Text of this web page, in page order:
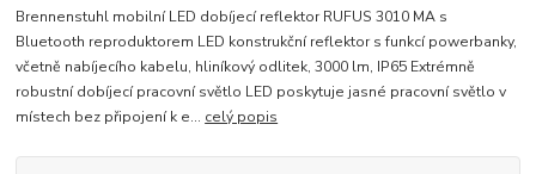
Brennenstuhl mobilní LED dobíjecí reflektor RUFUS 3010 MA s
Bluetooth reproduktorem LED konstrukční reflektor s funkcí powerbanky,
včetně nabíjecího kabelu, hliníkový odlitek, 3000 lm, IP65 Extrémně
robustní dobíjecí pracovní světlo LED poskytuje jasné pracovní světlo v
místech bez připojení k e... celý popis